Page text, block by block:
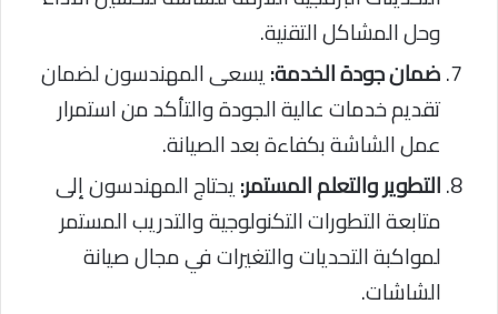
وحل المشاكل التقنية.
ضمان جودة الخدمة:يسعى المهندسون لضمان
تقديم خدمات عالية الجودة والتأكد من استمرار
عمل الشاشة بكفاءة بعد الصيانة.
التطوير والتعلم المستمر:يحتاج المهندسون إلى
متابعة التطورات التكنولوجية والتدريب المستمر
لمواكبة التحديات والتغيرات في مجال صيانة
الشاشات.